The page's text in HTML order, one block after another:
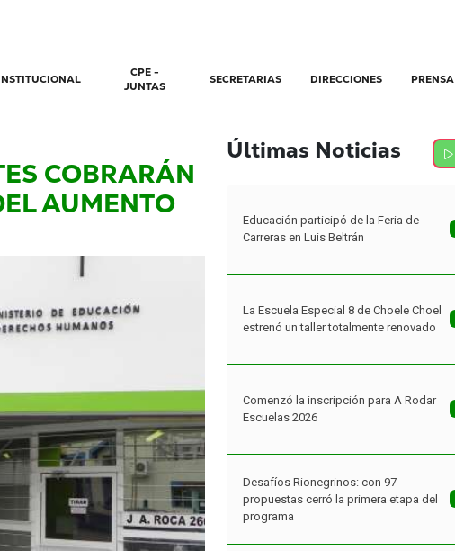
CPE -
JUNTAS
SECRETARIAS DIRECCIONES PRENSA
COBRARÁN
AUMENTO
Últimas Noticias
Educación participó de la Feria de
Carreras en Luis Beltrán
La Escuela Especial 8 de Choele Choel
estrenó un taller totalmente renovado
Comenzó la inscripción para A Rodar
Escuelas 2026
Desafíos Rionegrinos: con 97
propuestas cerró la primera etapa del
programa